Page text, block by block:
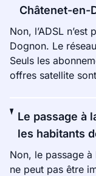
Châtenet-en-
Non, l’ADSL
Dognon. Le
Seuls les
offres satellite
Le passage à
les habitants
Non, le passage
ne peut pas être